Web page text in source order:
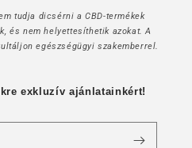
tudja dicsérni a CBD-termékek
és nem helyettesíthetik azokat. A
egészségügyi szakemberrel.
exkluzív ajánlatainkért!